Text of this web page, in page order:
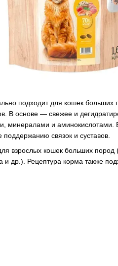
подходит для кошек
В основе — свежее и
минералами и аминокислотами.
связок и суставов.
взрослых кошек больших пород
и др.). Рецептура корма также